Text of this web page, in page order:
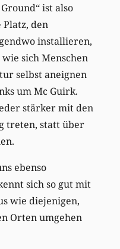
ist also
den
installieren,
sich Menschen
selbst aneignen
um Mc Guirk.
stärker mit den
treten, statt über
ebenso
sich so gut mit
wie diejenigen,
Orten umgehen